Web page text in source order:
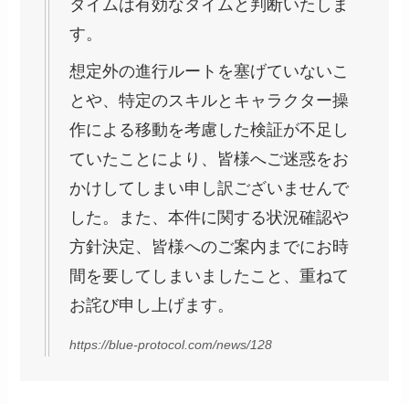
タイムは有効なタイムと判断いたしま
す。
想定外の進行ルートを塞げていないこ
とや、特定のスキルとキャラクター操
作による移動を考慮した検証が不足し
ていたことにより、皆様へご迷惑をお
かけしてしまい申し訳ございませんで
した。また、本件に関する状況確認や
方針決定、皆様へのご案内までにお時
間を要してしまいましたこと、重ねて
お詫び申し上げます。
https://blue-protocol.com/news/128